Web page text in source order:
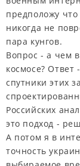
предположу
никогда не
пара кунгов.
Вопрос - а чем
космосе?
спутники этих
Российских
это подход -
А потом я в
точность